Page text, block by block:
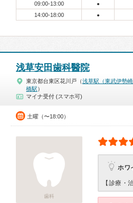
09:00-13:00 ●
14:00-18:00 ●
浅草安田歯科醫院
東京都台東区花川戸（浅草駅（東武伊勢
橋駅 ）
マイナ受付 (スマホ可)
土曜（〜18:00）
歯科
ホワ
【診療・